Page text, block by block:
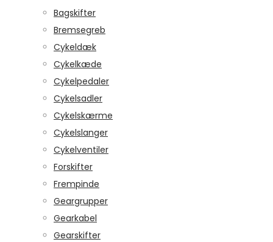
Bagskifter
Bremsegreb
Cykeldæk
Cykelkæde
Cykelpedaler
Cykelsadler
Cykelskærme
Cykelslanger
Cykelventiler
Forskifter
Frempinde
Geargrupper
Gearkabel
Gearskifter